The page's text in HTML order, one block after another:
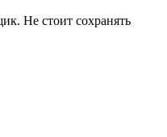
Не стоит сохранять